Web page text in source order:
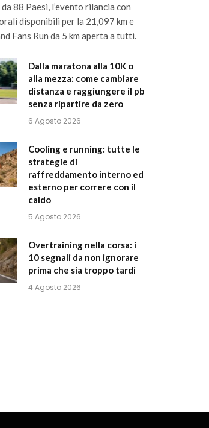
88 Paesi, l’evento rilancia con
disponibili per la 21,097 km e
Fans Run da 5 km aperta a tutti.
Dalla maratona alla 10K o
alla mezza: come cambiare
distanza e raggiungere il pb
senza ripartire da zero
6 Agosto 2026
Cooling e running: tutte le
strategie di
raffreddamento interno ed
esterno per correre con il
caldo
5 Agosto 2026
Overtraining nella corsa: i
10 segnali da non ignorare
prima che sia troppo tardi
4 Agosto 2026